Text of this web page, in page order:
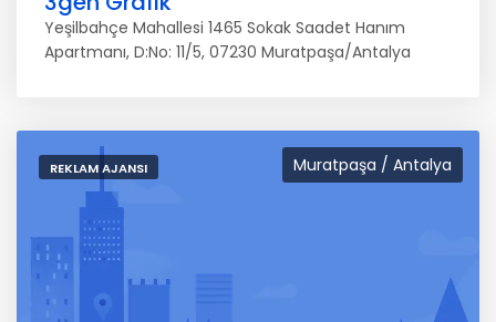
Yeşilbahçe Mahallesi 1465 Sokak Saadet Hanım
Apartmanı, D:No: 11/5, 07230 Muratpaşa/Antalya
Muratpaşa / Antalya
REKLAM AJANSI